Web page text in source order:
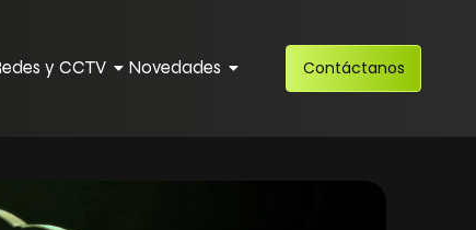
y CCTV Novedades Contáctanos